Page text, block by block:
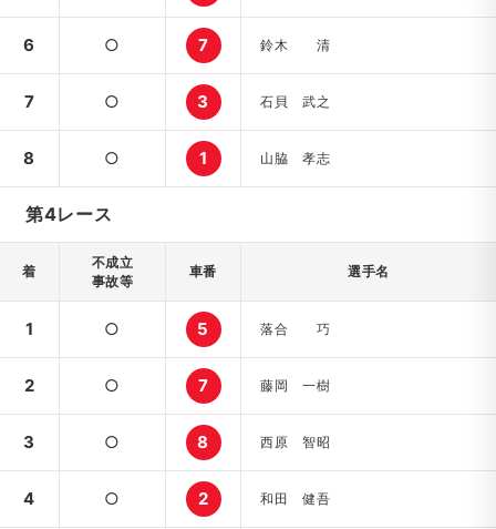
6 ○ 7 鈴木 清
7 ○ 3 石貝 武之
8 ○ 1 山脇 孝志
第4レース
着
不成立
事故等
車番 選手名
1 ○ 5 落合 巧
2 ○ 7 藤岡 一樹
3 ○ 8 西原 智昭
4 ○ 2 和田 健吾